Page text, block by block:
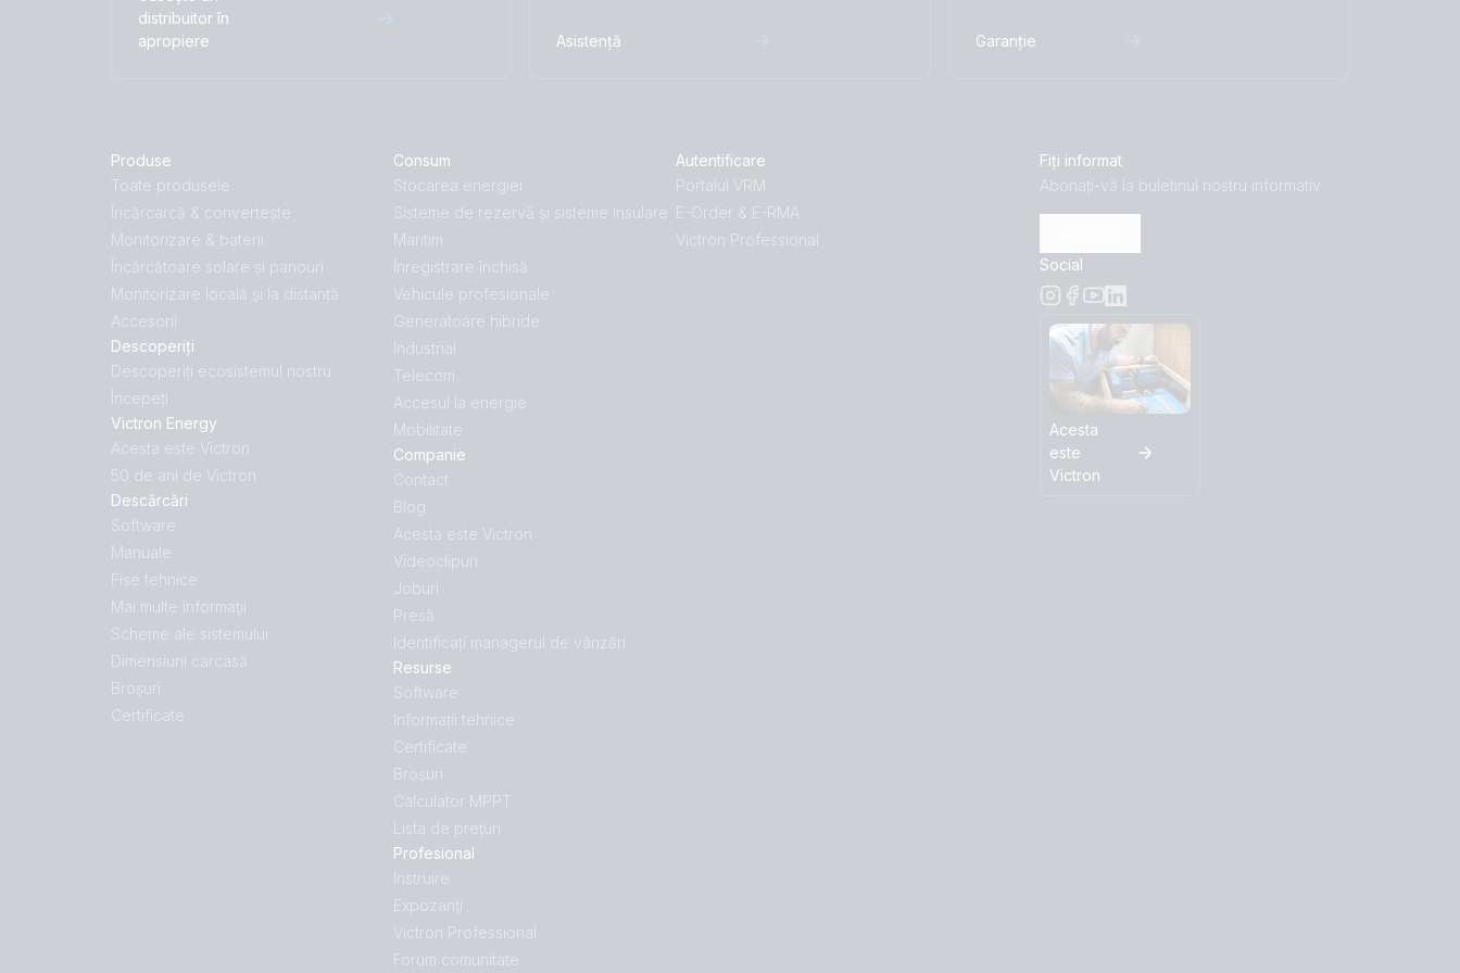
distribuitor în
apropiere
Asistență Garanție
Produse
Toate produsele
Încărcarcă & convertește
Monitorizare & baterii
Încărcătoare solare și panouri
Monitorizare locală și la distanță
Accesorii
Descoperiți
Descoperiți ecosistemul nostru
Începeți
Victron Energy
Acesta este Victron
50 de ani de Victron
Descărcări
Software
Manuale
Fișe tehnice
Mai multe informaţii
Scheme ale sistemului
Dimensiuni carcasă
Broșuri
Certificate
Consum
Stocarea energiei
Sisteme de rezervă și sisteme insulare
Maritim
Înregistrare închisă
Vehicule profesionale
Generatoare hibride
Industrial
Telecom
Accesul la energie
Mobilitate
Companie
Contact
Blog
Acesta este Victron
Videoclipuri
Joburi
Presă
Identificați managerul de vânzări
Resurse
Software
Informații tehnice
Certificate
Broșuri
Calculator MPPT
Lista de prețuri
Profesional
Instruire
Expozanţi
Victron Professional
Forum comunitate
Autentificare
Portalul VRM
E-Order & E-RMA
Victron Professional
Fiți informat
Abonați-vă la buletinul nostru informativ
Social
Acesta
este
Victron